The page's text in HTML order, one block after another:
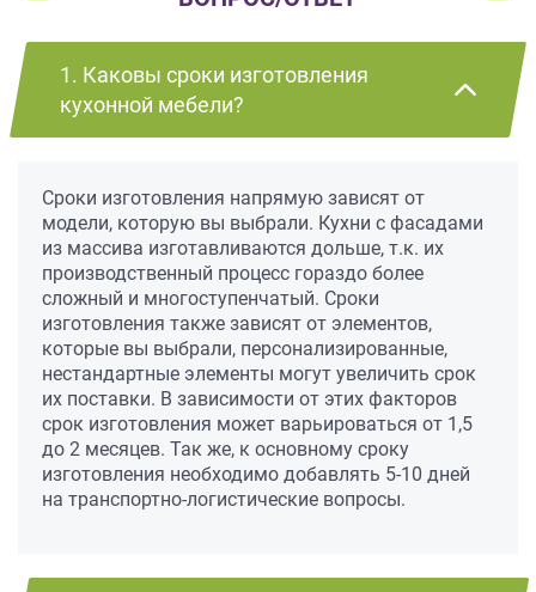
1. Каковы сроки изготовления
кухонной мебели?
Сроки изготовления напрямую зависят от
модели, которую вы выбрали. Кухни с фасадами
из массива изготавливаются дольше, т.к. их
производственный процесс гораздо более
сложный и многоступенчатый. Сроки
изготовления также зависят от элементов,
которые вы выбрали, персонализированные,
нестандартные элементы могут увеличить срок
их поставки. В зависимости от этих факторов
срок изготовления может варьироваться от 1,5
до 2 месяцев. Так же, к основному сроку
изготовления необходимо добавлять 5-10 дней
на транспортно-логистические вопросы.